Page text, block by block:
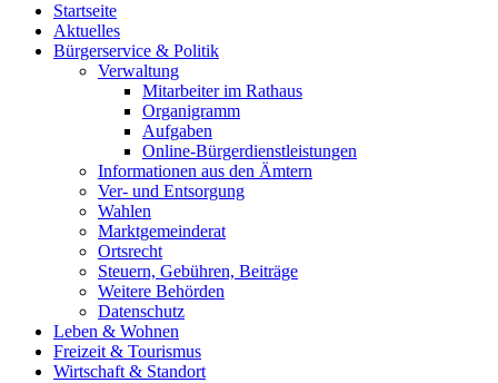
Startseite
Aktuelles
Bürgerservice & Politik
Verwaltung
Mitarbeiter im Rathaus
Organigramm
Aufgaben
Online-Bürgerdienstleistungen
Informationen aus den Ämtern
Ver- und Entsorgung
Wahlen
Marktgemeinderat
Ortsrecht
Steuern, Gebühren, Beiträge
Weitere Behörden
Datenschutz
Leben & Wohnen
Freizeit & Tourismus
Wirtschaft & Standort